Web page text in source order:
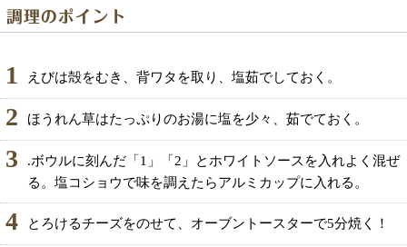
1 えびは殻をむき、背ワタを取り、塩茹でしておく。
2 ほうれん草はたっぷりのお湯に塩を少々、茹でておく。
3
.ボウルに刻んだ「1」「2」とホワイトソースを入れよく混ぜ
る。塩コショウで味を調えたらアルミカップに入れる。
4 とろけるチーズをのせて、オーブントースターで5分焼く！